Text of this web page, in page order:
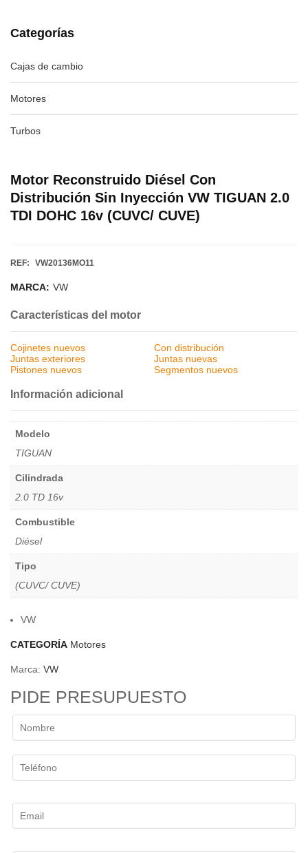
Categorías
Cajas de cambio
Motores
Turbos
Motor Reconstruido Diésel Con
Distribución Sin Inyección VW TIGUAN 2.0
TDI DOHC 16v (CUVC/ CUVE)
REF: VW20136MO11
MARCA: VW
Características del motor
Cojinetes nuevos
Con distribución
Juntas exteriores
Juntas nuevas
Pistones nuevos
Segmentos nuevos
Información adicional
Modelo
TIGUAN
Cilindrada
2.0 TD 16v
Combustible
Diésel
Tipo
(CUVC/ CUVE)
VW
CATEGORÍA Motores
Marca: VW
PIDE PRESUPUESTO